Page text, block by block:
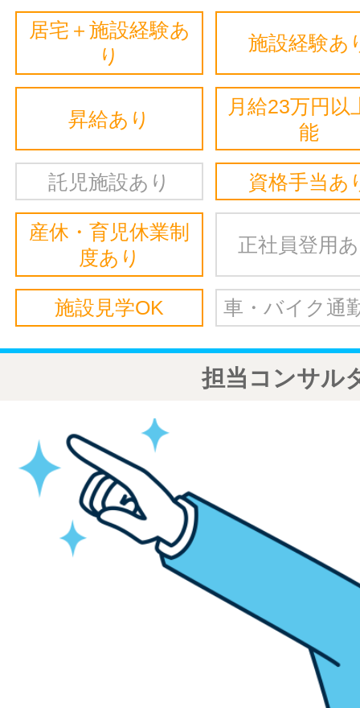
居宅＋施設経験あ
り
施設経験あ
昇給あり
月給23万円以
能
託児施設あり 資格手当あ
産休・育児休業制
度あり
正社員登用
施設見学OK 車・バイク通
担当コンサル